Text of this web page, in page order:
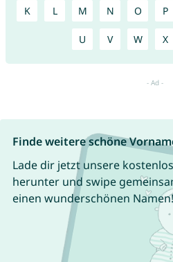
K L M N O P
U V W X
Finde weitere schöne
Lade dir jetzt unsere
herunter und swipe
einen wunderschönen Namen!